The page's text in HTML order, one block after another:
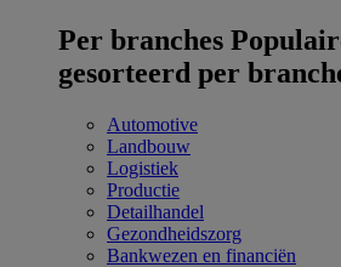
Per branches
gesorteerd per
Automotive
Landbouw
Logistiek
Productie
Detailhandel
Gezondheidszorg
Bankwezen en financiën